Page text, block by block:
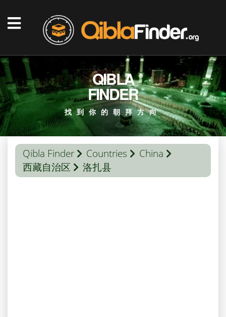
QIBLA
FINDER
找到你的朝拜方向
Qibla Finder Countries
China
西藏自治区
洛扎县